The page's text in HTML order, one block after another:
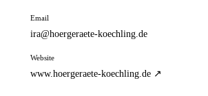
Email
ira@hoergeraete-koechling.de
Website
www.hoergeraete-koechling.de ↗